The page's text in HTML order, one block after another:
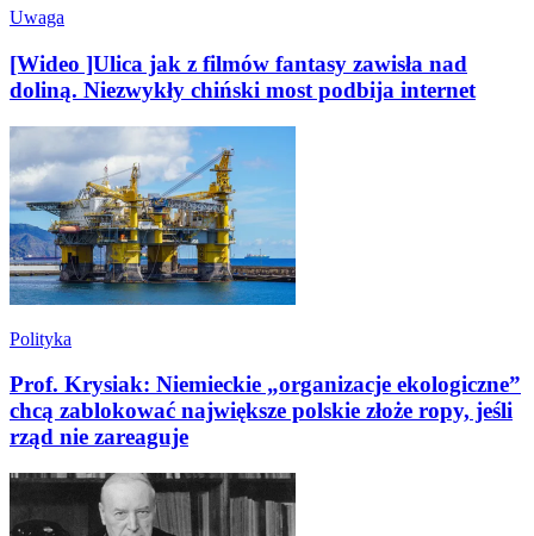
Uwaga
[Wideo ]Ulica jak z filmów fantasy zawisła nad
doliną. Niezwykły chiński most podbija internet
Polityka
Prof. Krysiak: Niemieckie „organizacje ekologiczne”
chcą zablokować największe polskie złoże ropy, jeśli
rząd nie zareaguje